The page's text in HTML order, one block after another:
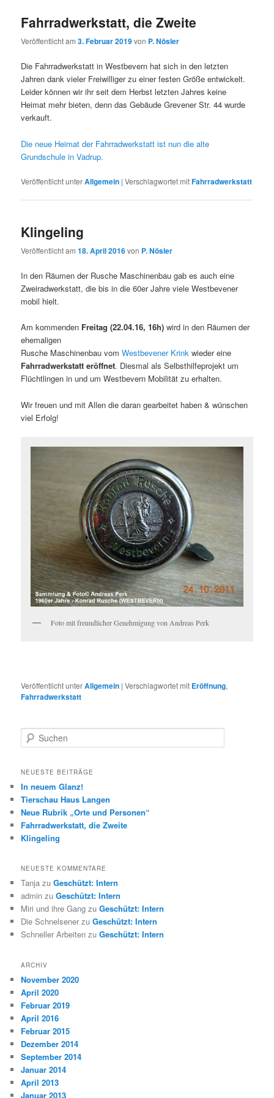
Fahrradwerkstatt, die Zweite
Veröffentlicht am3. Februar 2019von P. Nösler
Die Fahrradwerkstatt in Westbevern hat sich in den letzten
Jahren dank vieler Freiwilliger zu einer festen Größe entwickelt.
Leider können wir ihr seit dem Herbst letzten Jahres keine
Heimat mehr bieten, denn das Gebäude Grevener Str. 44 wurde
verkauft.
Die neue Heimat der Fahrradwerkstatt ist nun die alte
Grundschule in Vadrup.
Veröffentlicht unterAllgemein |Verschlagwortet mitFahrradwerkstatt
Klingeling
Veröffentlicht am18. April 2016von P. Nösler
In den Räumen der Rusche Maschinenbau gab es auch eine
Zweiradwerkstatt, die bis in die 60er Jahre viele Westbevener
mobil hielt.
Am kommenden Freitag (22.04.16, 16h) wird in den Räumen der
ehemaligen
Rusche Maschinenbau vomWestbevener Krinkwieder eine
Fahrradwerkstatt eröffnet. Diesmal als Selbsthilfeprojekt um
Flüchtlingen in und um Westbevern Mobilität zu erhalten.
Wir freuen und mit Allen die daran gearbeitet haben & wünschen
viel Erfolg!
Foto mit freundlicher Genehmigung von Andreas Perk
Veröffentlicht unterAllgemein |Verschlagwortet mit Eröffnung,
Fahrradwerkstatt
u
h
n
NEUESTE BEITRÄGE
In neuem Glanz!
Tierschau Haus Langen
Neue Rubrik „Orte und Personen“
Fahrradwerkstatt, die Zweite
Klingeling
NEUESTE KOMMENTARE
Tanja zuGeschützt: Intern
admin zuGeschützt: Intern
Miri und ihre Gang zuGeschützt: Intern
Die Schnelsener zuGeschützt: Intern
Schneller Arbeiten zuGeschützt: Intern
ARCHIV
November 2020
April 2020
Februar 2019
April 2016
Februar 2015
Dezember 2014
September 2014
Januar 2014
April 2013
Januar 2013